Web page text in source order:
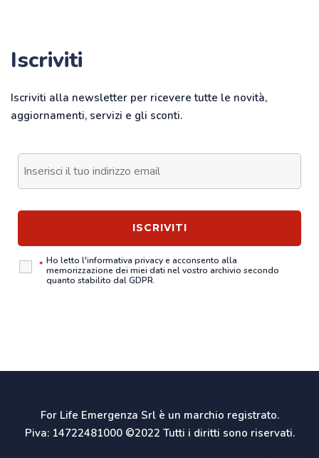
Iscriviti
Iscriviti alla newsletter per ricevere tutte le novità,
aggiornamenti, servizi e gli sconti.
* Ho letto l'informativa privacye acconsento alla
memorizzazione dei miei dati nel vostro archivio secondo
quanto stabilito dal GDPR.
For Life Emergenza Srl è un marchio registrato.
Piva: 14722481000 ©2022 Tutti i diritti sono riservati.